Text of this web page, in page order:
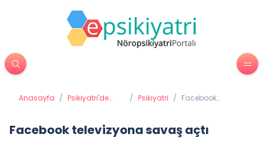
Anasayfa / Psikiyatri'de
/ Psikiyatri / Facebook
Facebook televizyona savaş açtı